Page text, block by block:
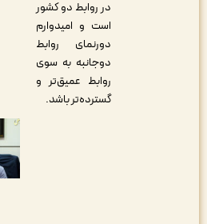
در روابط دو کشور
است و امیدوارم
دورنمای روابط
دوجانبه به سوی
روابط عمیق‌تر و
گسترده‌تر باشد.